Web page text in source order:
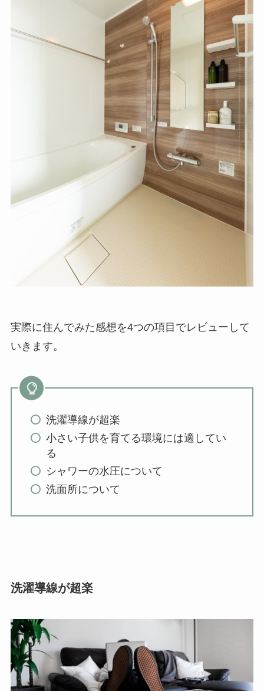
実際に住んでみた感想を4つの項目でレビューして
いきます。
洗濯導線が超楽
小さい子供を育てる環境には適してい
る
シャワーの水圧について
洗面所について
洗濯導線が超楽